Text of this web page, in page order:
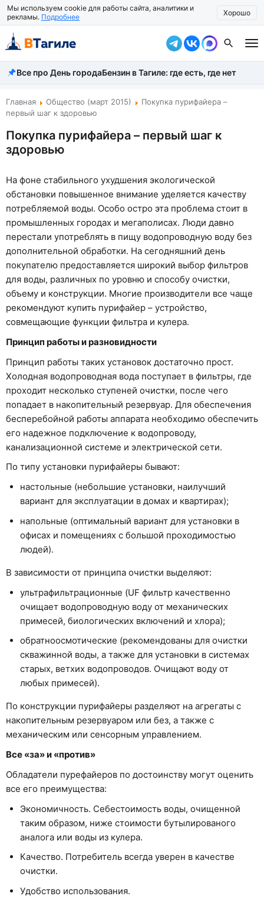
Мы используем cookie для работы сайта, аналитики и
рекламы. Подробнее Хорошо
Все новости
Происшествия
Власть
Экономика
Общество
Рассказать новость
Все про День городаБензин в Тагиле: где есть, где нет
Главная Общество (март 2015)
Покупка пурифайера –
первый шаг к здоровью
Покупка пурифайера – первый шаг к
здоровью
На фоне стабильного ухудшения экологической
обстановки повышенное внимание уделяется качеству
потребляемой воды. Особо остро эта проблема стоит в
промышленных городах и мегаполисах. Люди давно
перестали употреблять в пищу водопроводную воду без
дополнительной обработки. На сегодняшний день
покупателю предоставляется широкий выбор фильтров
для воды, различных по уровню и способу очистки,
объему и конструкции. Многие производители все чаще
рекомендуют купить пурифайер – устройство,
совмещающие функции фильтра и кулера.
Принцип работы и разновидности
Принцип работы таких установок достаточно прост.
Холодная водопроводная вода поступает в фильтры, где
проходит несколько ступеней очистки, после чего
попадает в накопительный резервуар. Для обеспечения
бесперебойной работы аппарата необходимо обеспечить
его надежное подключение к водопроводу,
канализационной системе и электрической сети.
По типу установки пурифайеры бывают:
настольные (небольшие установки, наилучший
вариант для эксплуатации в домах и квартирах);
напольные (оптимальный вариант для установки в
офисах и помещениях с большой проходимостью
людей).
В зависимости от принципа очистки выделяют:
ультрафильтрационные (UF фильтр качественно
очищает водопроводную воду от механических
примесей, биологических включений и хлора);
обратноосмотические (рекомендованы для очистки
скважинной воды, а также для установки в системах
старых, ветхих водопроводов. Очищают воду от
любых примесей).
По конструкции пурифайеры разделяют на агрегаты с
накопительным резервуаром или без, а также с
механическим или сенсорным управлением.
Все «за» и «против»
Обладатели пурефайеров по достоинству могут оценить
все его преимущества:
Экономичность. Себестоимость воды, очищенной
таким образом, ниже стоимости бутылированого
аналога или воды из кулера.
Качество. Потребитель всегда уверен в качестве
очистки.
Удобство использования.